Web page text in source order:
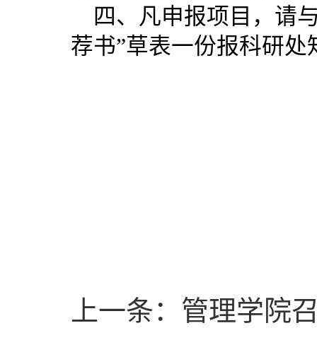
四、凡申报项目，请
荐书”草表一份报科研
上一条：管理学院